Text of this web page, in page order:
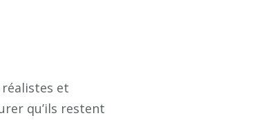
et
qu’ils restent